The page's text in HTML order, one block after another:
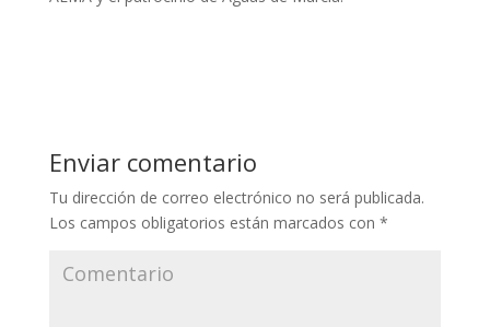
Enviar comentario
Tu dirección de correo electrónico no será publicada.
Los campos obligatorios están marcados con *